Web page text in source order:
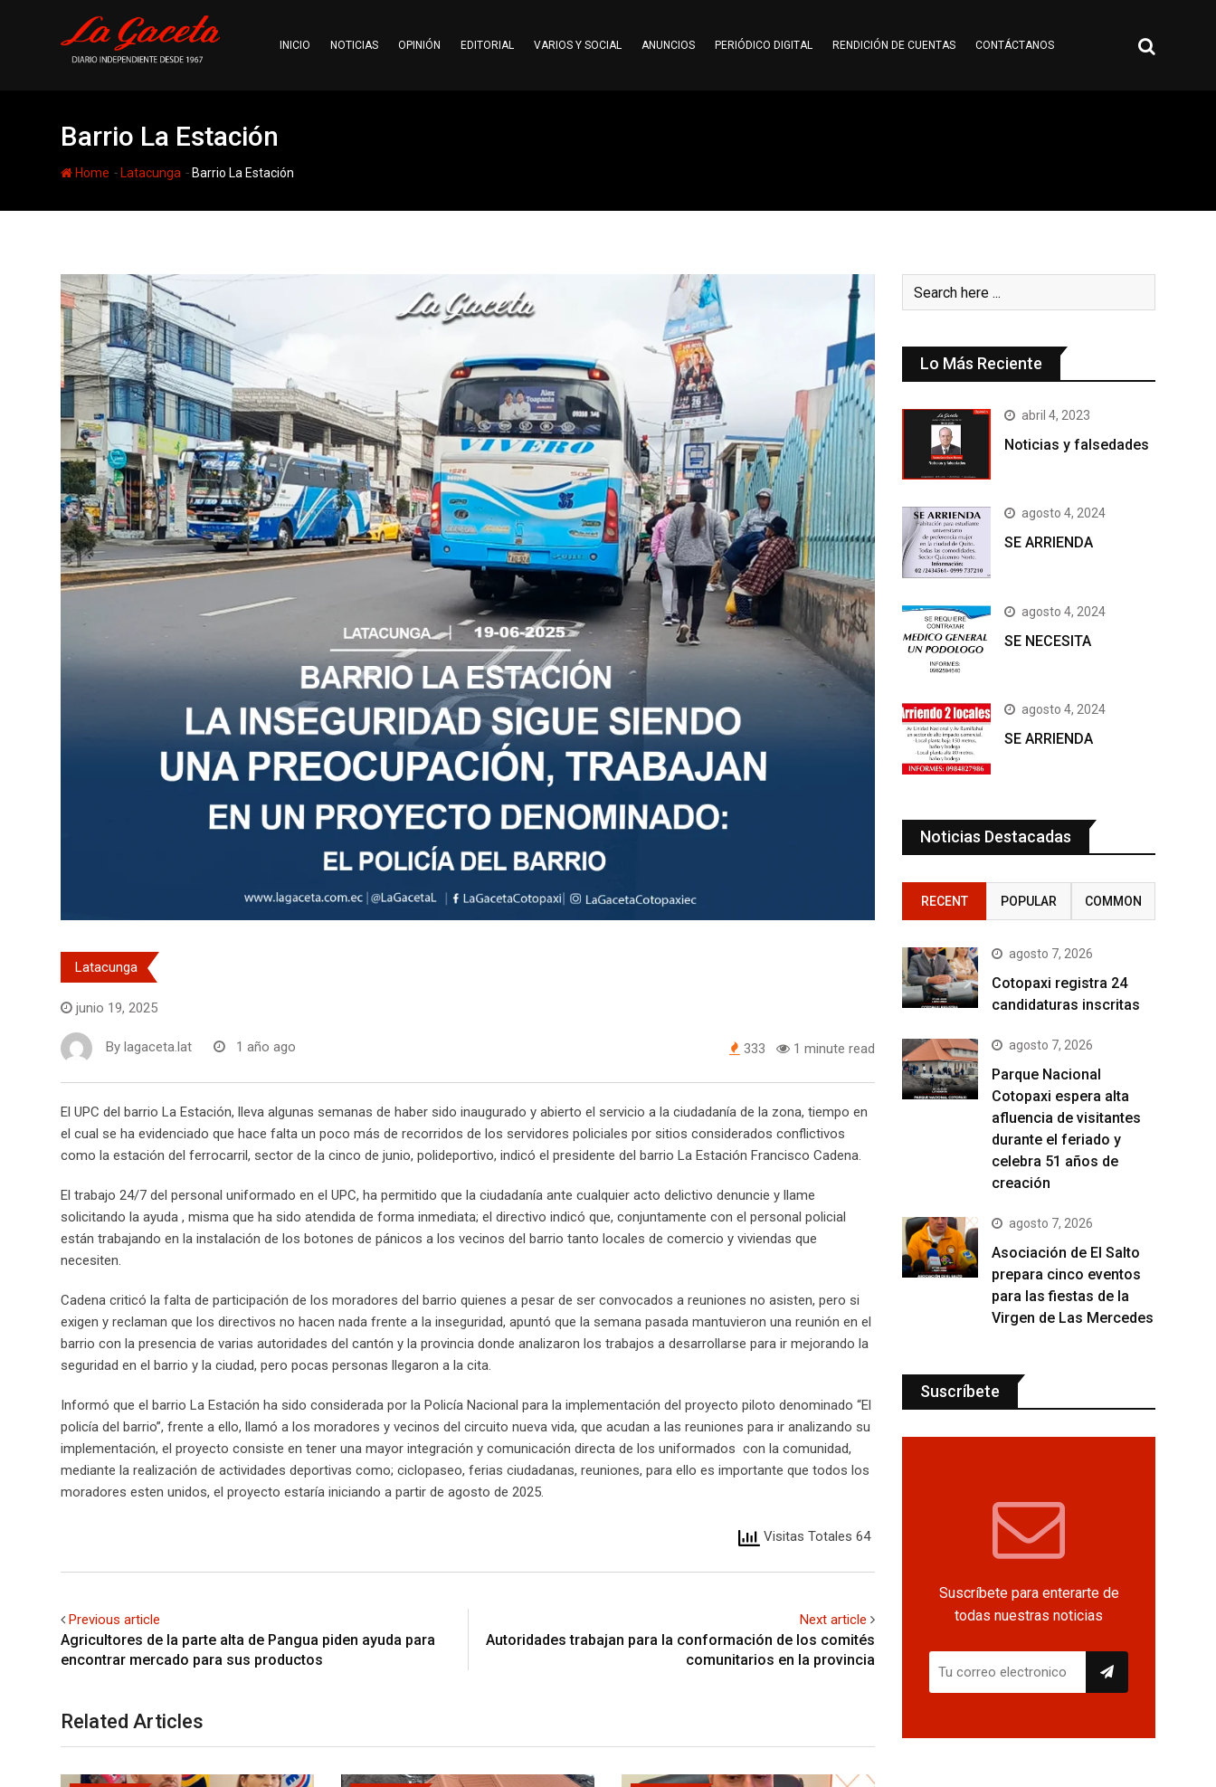
INICIO NOTICIAS OPINIÓN EDITORIAL VARIOS Y SOCIAL ANUNCIOS PERIÓDICO DIGITAL RENDICIÓN DE CUENTAS CONTÁCTANOS
Barrio La Estación
Home - Latacunga - Barrio La Estación
Latacunga
junio 19, 2025
By lagaceta.lat 1 año ago 333 1 minute read
El UPC del barrio La Estación, lleva algunas semanas de haber sido inaugurado y abierto el servicio a la ciudadanía de la zona, tiempo en
el cual se ha evidenciado que hace falta un poco más de recorridos de los servidores policiales por sitios considerados conflictivos
como la estación del ferrocarril, sector de la cinco de junio, polideportivo, indicó el presidente del barrio La Estación Francisco Cadena.
El trabajo 24/7 del personal uniformado en el UPC, ha permitido que la ciudadanía ante cualquier acto delictivo denuncie y llame
solicitando la ayuda , misma que ha sido atendida de forma inmediata; el directivo indicó que, conjuntamente con el personal policial
están trabajando en la instalación de los botones de pánicos a los vecinos del barrio tanto locales de comercio y viviendas que
necesiten.
Cadena criticó la falta de participación de los moradores del barrio quienes a pesar de ser convocados a reuniones no asisten, pero si
exigen y reclaman que los directivos no hacen nada frente a la inseguridad, apuntó que la semana pasada mantuvieron una reunión en el
barrio con la presencia de varias autoridades del cantón y la provincia donde analizaron los trabajos a desarrollarse para ir mejorando la
seguridad en el barrio y la ciudad, pero pocas personas llegaron a la cita.
Informó que el barrio La Estación ha sido considerada por la Policía Nacional para la implementación del proyecto piloto denominado “El
policía del barrio”, frente a ello, llamó a los moradores y vecinos del circuito nueva vida, que acudan a las reuniones para ir analizando su
implementación, el proyecto consiste en tener una mayor integración y comunicación directa de los uniformados con la comunidad,
mediante la realización de actividades deportivas como; ciclopaseo, ferias ciudadanas, reuniones, para ello es importante que todos los
moradores esten unidos, el proyecto estaría iniciando a partir de agosto de 2025.
Visitas Totales 64
Previous article
Agricultores de la parte alta de Pangua piden ayuda para
encontrar mercado para sus productos
Next article
Autoridades trabajan para la conformación de los comités
comunitarios en la provincia
Related Articles
Lo Más Reciente
abril 4, 2023
Noticias y falsedades
agosto 4, 2024
SE ARRIENDA
agosto 4, 2024
SE NECESITA
agosto 4, 2024
SE ARRIENDA
Noticias Destacadas
RECENT POPULAR COMMON
agosto 7, 2026
Cotopaxi registra 24
candidaturas inscritas
agosto 7, 2026
Parque Nacional
Cotopaxi espera alta
afluencia de visitantes
durante el feriado y
celebra 51 años de
creación
agosto 7, 2026
Asociación de El Salto
prepara cinco eventos
para las fiestas de la
Virgen de Las Mercedes
Suscríbete
Suscríbete para enterarte de
todas nuestras noticias